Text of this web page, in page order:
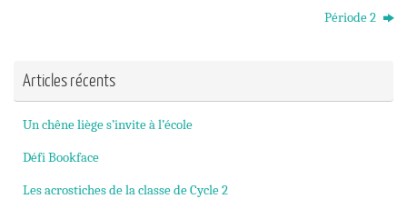
Période 2
Articles récents
Un chêne liège s’invite à l’école
Défi Bookface
Les acrostiches de la classe de Cycle 2